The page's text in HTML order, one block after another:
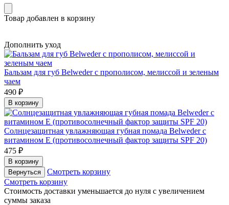
Товар добавлен в корзину
Дополнить уход
Бальзам для губ Belweder с прополисом, мелиссой и зеленым
чаем
490 ₽
В корзину
Солнцезащитная увлажняющая губная помада Belweder с
витамином Е (противосолнечный фактор защиты SPF 20)
475 ₽
В корзину
Вернуться
Смотреть корзину
Смотреть корзину
Cтоимость доставки уменьшается до нуля с увеличением
суммы заказа